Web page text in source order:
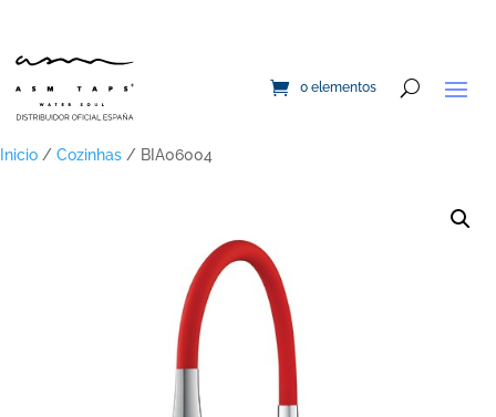
0 elementos
Inicio / Cozinhas / BIA06004